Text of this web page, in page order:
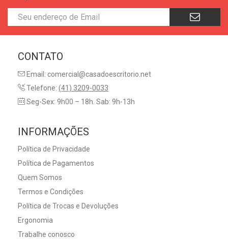
CONTATO
Email: comercial@casadoescritorio.net
Telefone: (41) 3209-0033
Seg-Sex: 9h00 – 18h. Sab: 9h-13h
INFORMAÇÕES
Política de Privacidade
Política de Pagamentos
Quem Somos
Termos e Condições
Política de Trocas e Devoluções
Ergonomia
Trabalhe conosco